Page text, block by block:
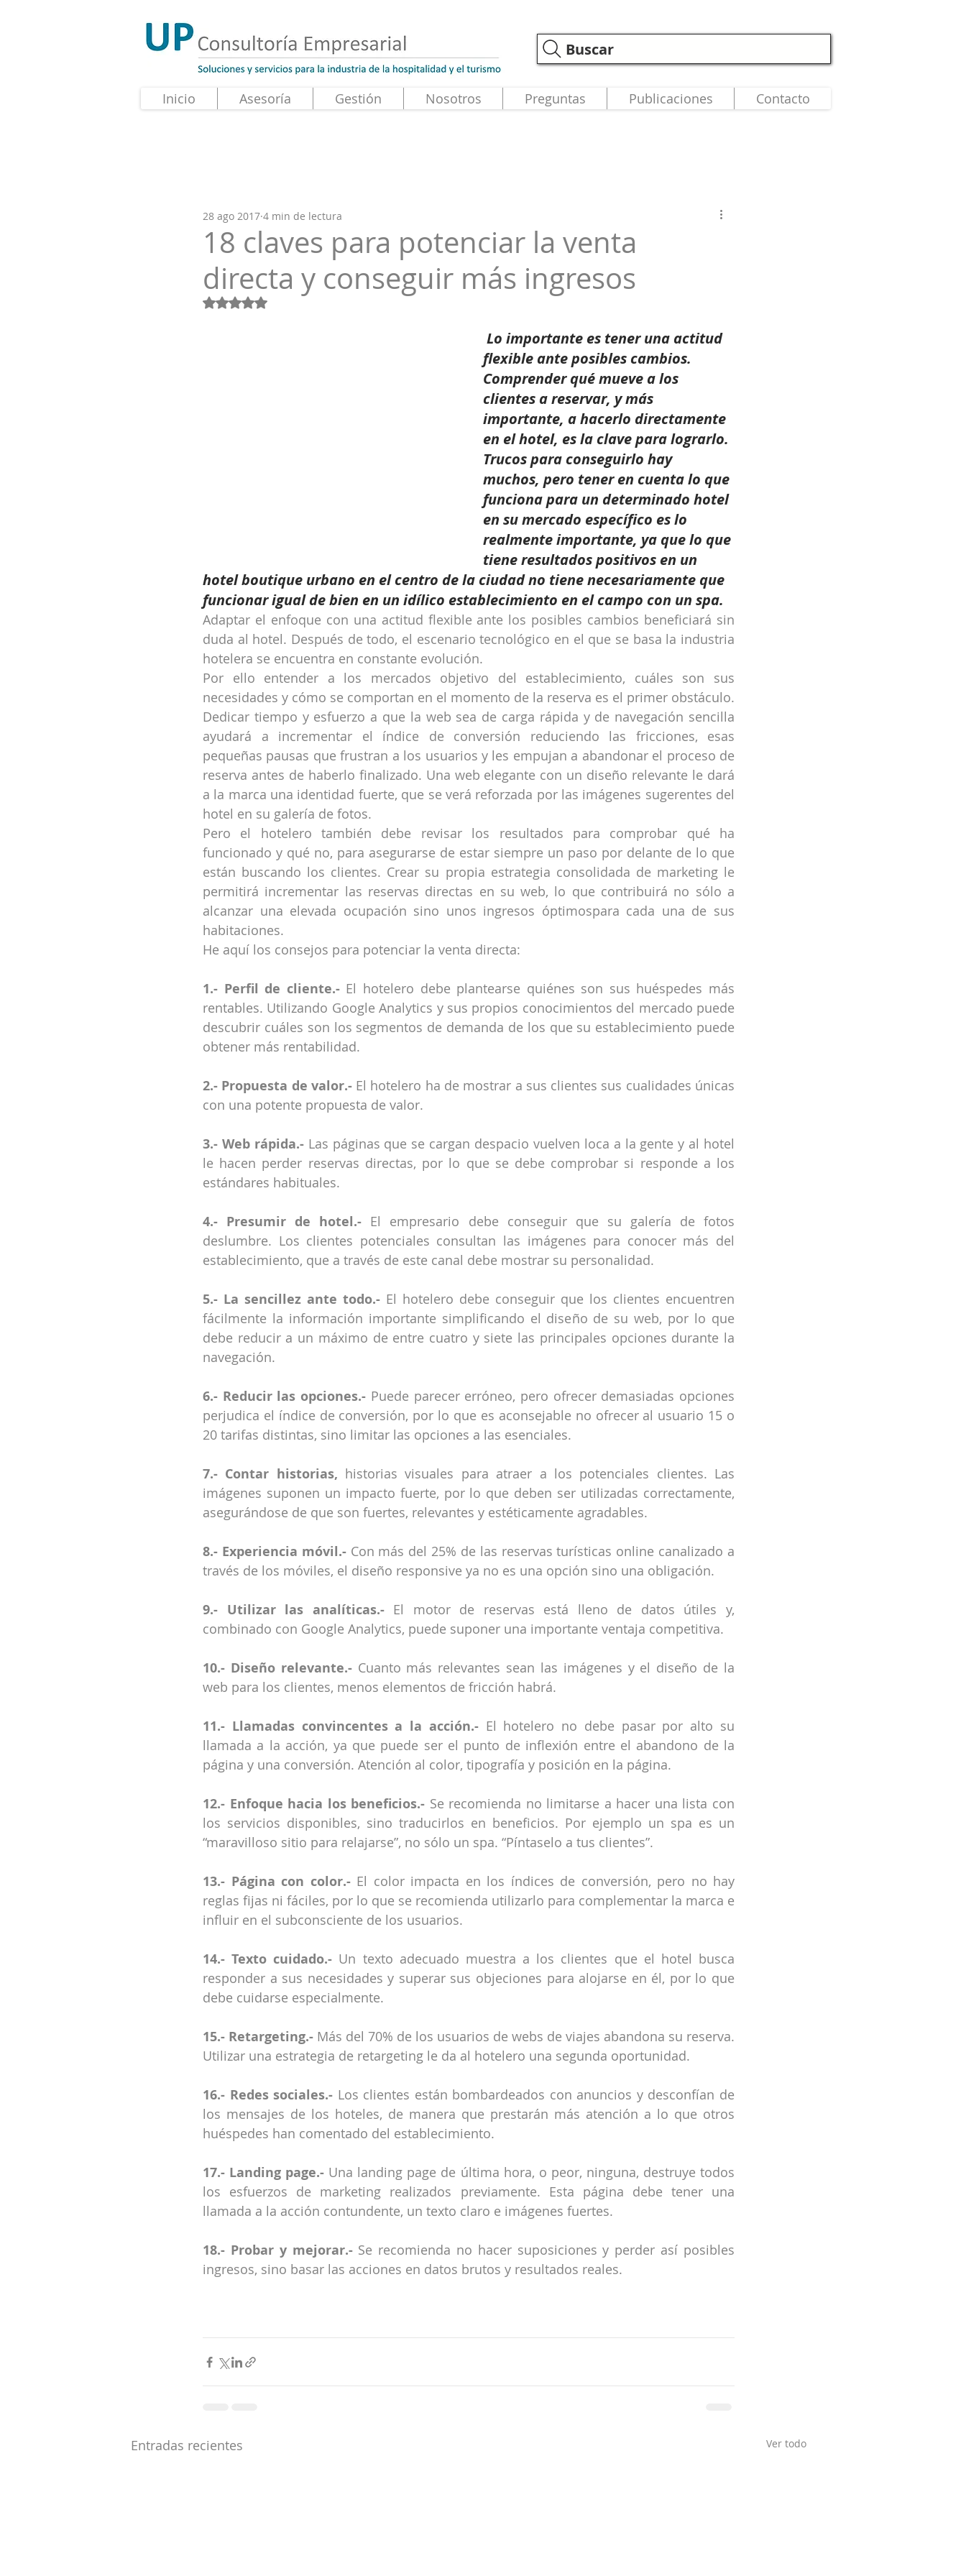
Buscar
Inicio Asesoría Gestión Nosotros Preguntas Publicaciones Contacto
18 claves para potenciar la venta
directa y conseguir más ingresos
28 ago 2017 4 min de lectura
Obtuvo NaN de 5 estrellas.
Lo importante es tener una actitud
flexible ante posibles cambios.
Comprender qué mueve a los
clientes a reservar, y más
importante, a hacerlo directamente
en el hotel, es la clave para lograrlo.
Trucos para conseguirlo hay
muchos, pero tener en cuenta lo que
funciona para un determinado hotel
en su mercado específico es lo
realmente importante, ya que lo que
tiene resultados positivos en un
hotel boutique urbano en el centro de la ciudad no tiene necesariamente que
funcionar igual de bien en un idílico establecimiento en el campo con un spa.
Adaptar el enfoque con una actitud flexible ante los posibles cambios beneficiará sin
duda al hotel. Después de todo, el escenario tecnológico en el que se basa la industria
hotelera se encuentra en constante evolución.
Por ello entender a los mercados objetivo del establecimiento, cuáles son sus
necesidades y cómo se comportan en el momento de la reserva es el primer obstáculo.
Dedicar tiempo y esfuerzo a que la web sea de carga rápida y de navegación sencilla
ayudará a incrementar el índice de conversión reduciendo las fricciones, esas
pequeñas pausas que frustran a los usuarios y les empujan a abandonar el proceso de
reserva antes de haberlo finalizado. Una web elegante con un diseño relevante le dará
a la marca una identidad fuerte, que se verá reforzada por las imágenes sugerentes del
hotel en su galería de fotos.
Pero el hotelero también debe revisar los resultados para comprobar qué ha
funcionado y qué no, para asegurarse de estar siempre un paso por delante de lo que
están buscando los clientes. Crear su propia estrategia consolidada de marketing le
permitirá incrementar las reservas directas en su web, lo que contribuirá no sólo a
alcanzar una elevada ocupación sino unos ingresos óptimospara cada una de sus
habitaciones.
He aquí los consejos para potenciar la venta directa:
1.- Perfil de cliente.- El hotelero debe plantearse quiénes son sus huéspedes más
rentables. Utilizando Google Analytics y sus propios conocimientos del mercado puede
descubrir cuáles son los segmentos de demanda de los que su establecimiento puede
obtener más rentabilidad.
2.- Propuesta de valor.- El hotelero ha de mostrar a sus clientes sus cualidades únicas
con una potente propuesta de valor.
3.- Web rápida.- Las páginas que se cargan despacio vuelven loca a la gente y al hotel
le hacen perder reservas directas, por lo que se debe comprobar si responde a los
estándares habituales.
4.- Presumir de hotel.- El empresario debe conseguir que su galería de fotos
deslumbre. Los clientes potenciales consultan las imágenes para conocer más del
establecimiento, que a través de este canal debe mostrar su personalidad.
5.- La sencillez ante todo.- El hotelero debe conseguir que los clientes encuentren
fácilmente la información importante simplificando el diseño de su web, por lo que
debe reducir a un máximo de entre cuatro y siete las principales opciones durante la
navegación.
6.- Reducir las opciones.- Puede parecer erróneo, pero ofrecer demasiadas opciones
perjudica el índice de conversión, por lo que es aconsejable no ofrecer al usuario 15 o
20 tarifas distintas, sino limitar las opciones a las esenciales.
7.- Contar historias, historias visuales para atraer a los potenciales clientes. Las
imágenes suponen un impacto fuerte, por lo que deben ser utilizadas correctamente,
asegurándose de que son fuertes, relevantes y estéticamente agradables.
8.- Experiencia móvil.- Con más del 25% de las reservas turísticas online canalizado a
través de los móviles, el diseño responsive ya no es una opción sino una obligación.
9.- Utilizar las analíticas.- El motor de reservas está lleno de datos útiles y,
combinado con Google Analytics, puede suponer una importante ventaja competitiva.
10.- Diseño relevante.- Cuanto más relevantes sean las imágenes y el diseño de la
web para los clientes, menos elementos de fricción habrá.
11.- Llamadas convincentes a la acción.- El hotelero no debe pasar por alto su
llamada a la acción, ya que puede ser el punto de inflexión entre el abandono de la
página y una conversión. Atención al color, tipografía y posición en la página.
12.- Enfoque hacia los beneficios.- Se recomienda no limitarse a hacer una lista con
los servicios disponibles, sino traducirlos en beneficios. Por ejemplo un spa es un
“maravilloso sitio para relajarse”, no sólo un spa. “Píntaselo a tus clientes”.
13.- Página con color.- El color impacta en los índices de conversión, pero no hay
reglas fijas ni fáciles, por lo que se recomienda utilizarlo para complementar la marca e
influir en el subconsciente de los usuarios.
14.- Texto cuidado.- Un texto adecuado muestra a los clientes que el hotel busca
responder a sus necesidades y superar sus objeciones para alojarse en él, por lo que
debe cuidarse especialmente.
15.- Retargeting.- Más del 70% de los usuarios de webs de viajes abandona su reserva.
Utilizar una estrategia de retargeting le da al hotelero una segunda oportunidad.
16.- Redes sociales.- Los clientes están bombardeados con anuncios y desconfían de
los mensajes de los hoteles, de manera que prestarán más atención a lo que otros
huéspedes han comentado del establecimiento.
17.- Landing page.- Una landing page de última hora, o peor, ninguna, destruye todos
los esfuerzos de marketing realizados previamente. Esta página debe tener una
llamada a la acción contundente, un texto claro e imágenes fuertes.
18.- Probar y mejorar.- Se recomienda no hacer suposiciones y perder así posibles
ingresos, sino basar las acciones en datos brutos y resultados reales.
Entradas recientes Ver todo